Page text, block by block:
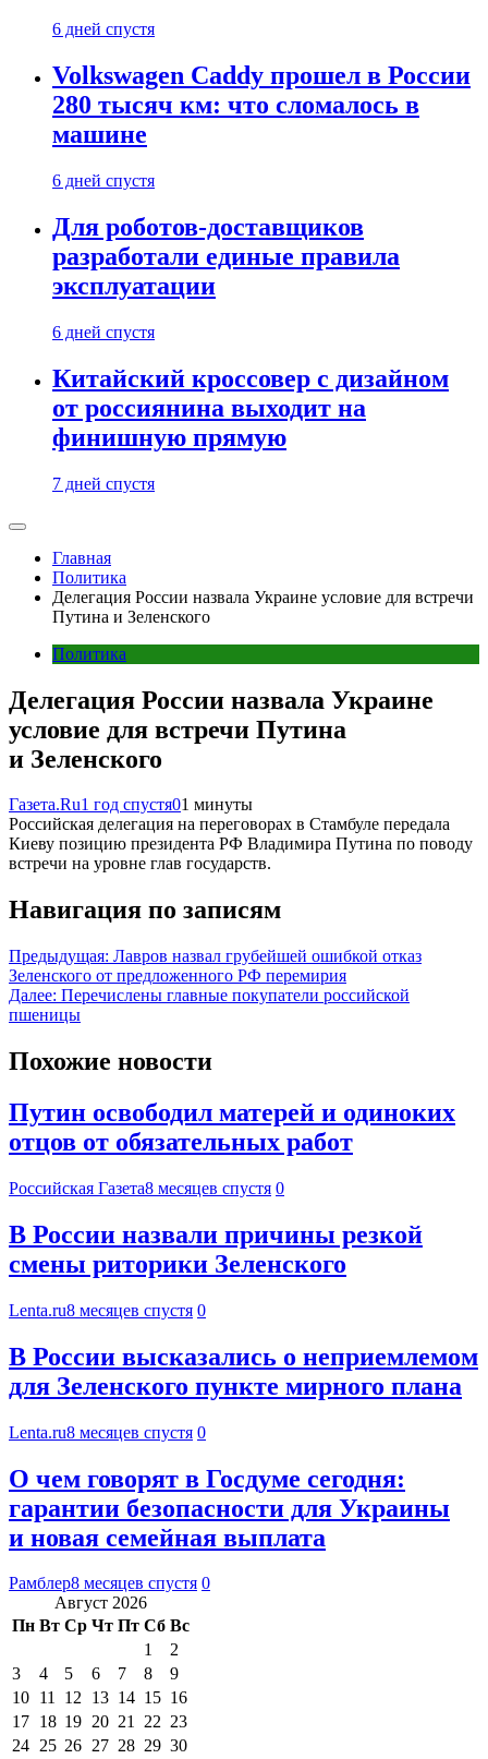
6 дней спустя
Volkswagen Caddy прошел в России
280 тысяч км: что сломалось в
машине
6 дней спустя
Для роботов-доставщиков
разработали единые правила
эксплуатации
6 дней спустя
Китайский кроссовер с дизайном
от россиянина выходит на
финишную прямую
7 дней спустя
Главная
Политика
Делегация России назвала Украине условие для встречи
Путина и Зеленского
Политика
Делегация России назвала Украине
условие для встречи Путина
и Зеленского
Газета.Ru1 год спустя01 минуты
Российская делегация на переговорах в Стамбуле передала
Киеву позицию президента РФ Владимира Путина по поводу
встречи на уровне глав государств.
Навигация по записям
Предыдущая: Лавров назвал грубейшей ошибкой отказ
Зеленского от предложенного РФ перемирия
Далее: Перечислены главные покупатели российской
пшеницы
Похожие новости
Путин освободил матерей и одиноких
отцов от обязательных работ
Российская Газета8 месяцев спустя 0
В России назвали причины резкой
смены риторики Зеленского
Lenta.ru8 месяцев спустя 0
В России высказались о неприемлемом
для Зеленского пункте мирного плана
Lenta.ru8 месяцев спустя 0
О чем говорят в Госдуме сегодня:
гарантии безопасности для Украины
и новая семейная выплата
Рамблер8 месяцев спустя 0
Август 2026
Пн Вт Ср Чт Пт Сб Вс
1
2
3
4 5 6 7 8
9
10 11 12 13 14 15 16
17 18 19 20 21 22 23
24 25 26 27 28 29 30